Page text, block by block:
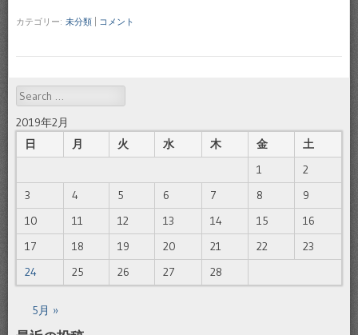
カテゴリー: 未分類 コメント
Search
2019年2月
日
月 火 水 木 金
土
1
2
3
4 5 6 7 8
9
10
11 12 13 14 15
16
17
18 19 20 21 22
23
24
25 26 27 28
5月 »